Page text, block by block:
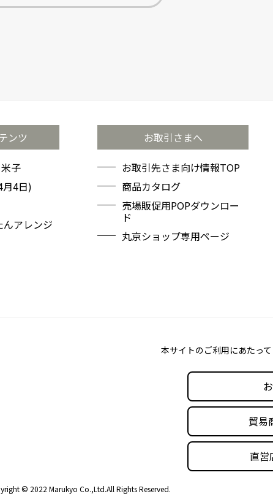
ンツ
子
月4日)
んアレンジ
お取引さまへ
お取引先さま向け情報TOP
商品カタログ
売場販促用POPダウンロー
ド
丸京ショップ専用ページ
本サイトのご利用にあたって
貿易
直営
© 2022 Marukyo Co.,Ltd.All Rights Reserved.